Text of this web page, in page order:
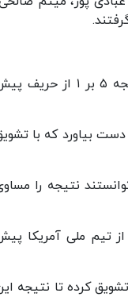
ملی پوشان والیبال ایران بازی را بسیار خوب شروع کرده و توانستند با نتیجه ۵ بر ۱ از حریف پیش
بیاورد که با تشویق
نتیجه را مساوی
بلندقامتان ایران تیم برتر میدان بوده و با نتیجه ۱۴ بر ۱۱ از تیم ملی آمریکا پیش
را تشویق کرده تا نتیجه این